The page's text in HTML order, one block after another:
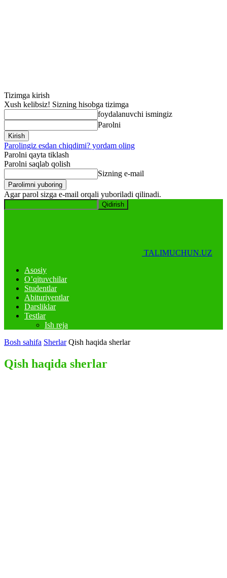
Tizimga kirish
Xush kelibsiz! Sizning hisobga tizimga
foydalanuvchi ismingiz
Parolni
Parolingiz esdan chiqdimi? yordam oling
Parolni qayta tiklash
Parolni saqlab qolish
Sizning e-mail
Agar parol sizga e-mail orqali yuboriladi qilinadi.
TALIMUCHUN.UZ
Asosiy
O’qituvchilar
Studentlar
Abituriyentlar
Darsliklar
Testlar
Ish reja
Bosh sahifa Sherlar Qish haqida sherlar
Qish haqida sherlar